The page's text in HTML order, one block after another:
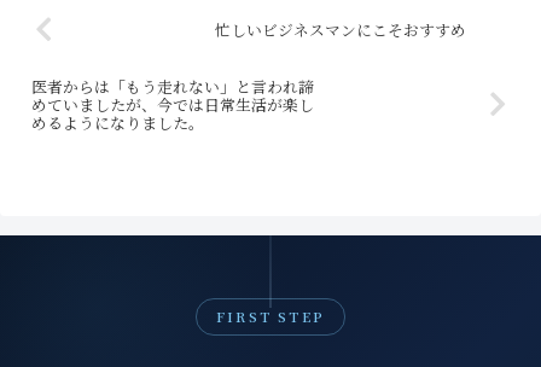
忙しいビジネスマンにこそおすすめ
医者からは「もう走れない」と言われ諦
めていましたが、今では日常生活が楽し
めるようになりました。
FIRST STEP